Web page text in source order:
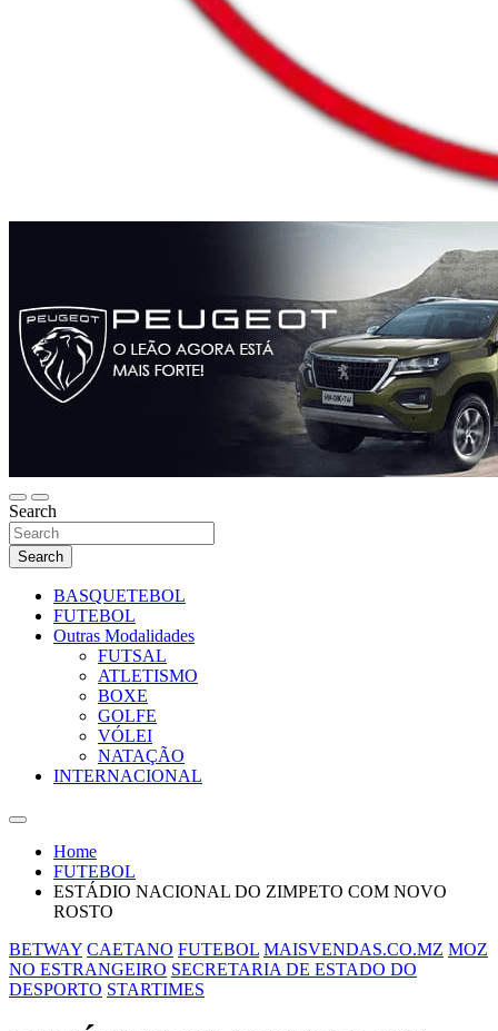
Search
Search
BASQUETEBOL
FUTEBOL
Outras Modalidades
FUTSAL
ATLETISMO
BOXE
GOLFE
VÓLEI
NATAÇÃO
INTERNACIONAL
Home
FUTEBOL
ESTÁDIO NACIONAL DO ZIMPETO COM NOVO
ROSTO
BETWAY CAETANO FUTEBOL MAISVENDAS.CO.MZ MOZ
NO ESTRANGEIRO SECRETARIA DE ESTADO DO
DESPORTO STARTIMES